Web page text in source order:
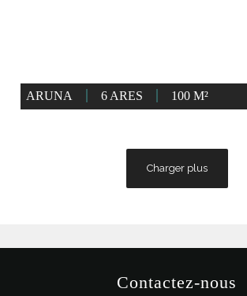
ARUNA 6 ARES 100 M²
Charger plus
Contactez-nous